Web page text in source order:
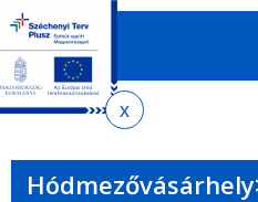
menetrendkeresőhöz
almenühöz
tartalomra
oldaltérképre